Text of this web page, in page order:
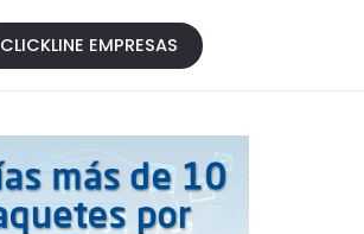
CLICKLINE EMPRESAS